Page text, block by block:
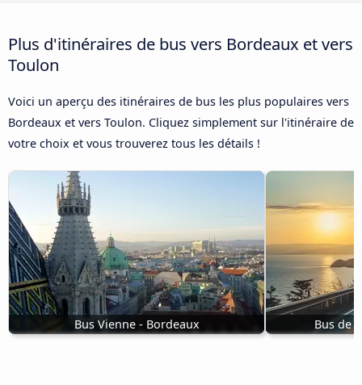
Plus d'itinéraires de bus vers Bordeaux et vers
Toulon
Voici un aperçu des itinéraires de bus les plus populaires vers
Bordeaux et vers Toulon. Cliquez simplement sur l'itinéraire de
votre choix et vous trouverez tous les détails !
Bus Vienne - Bordeaux Bus de